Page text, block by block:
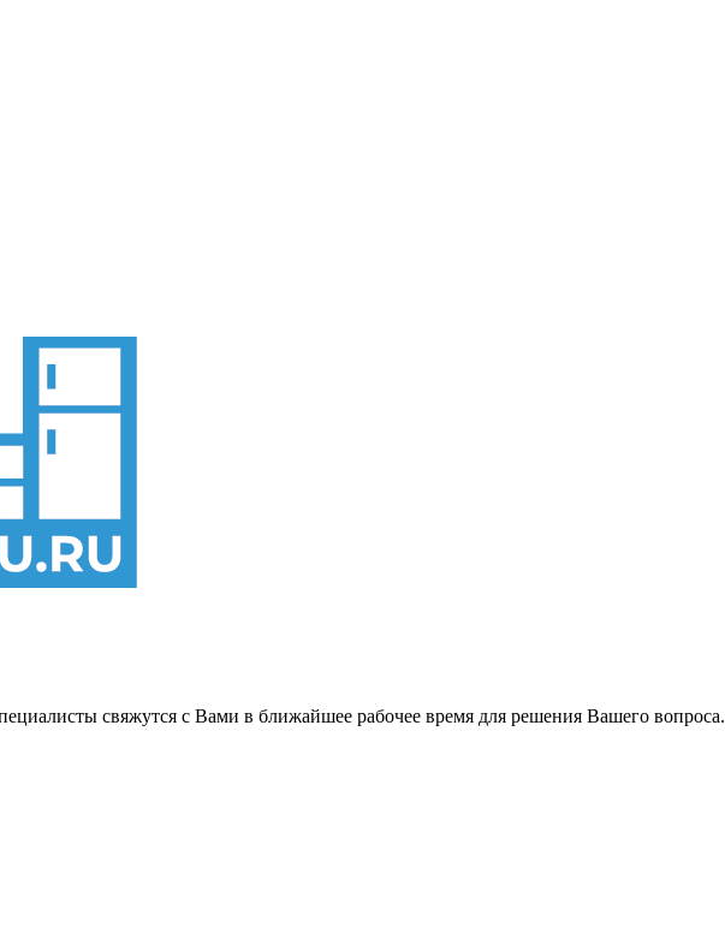
свяжутся с Вами в ближайшее рабочее время для решения Вашего вопроса.